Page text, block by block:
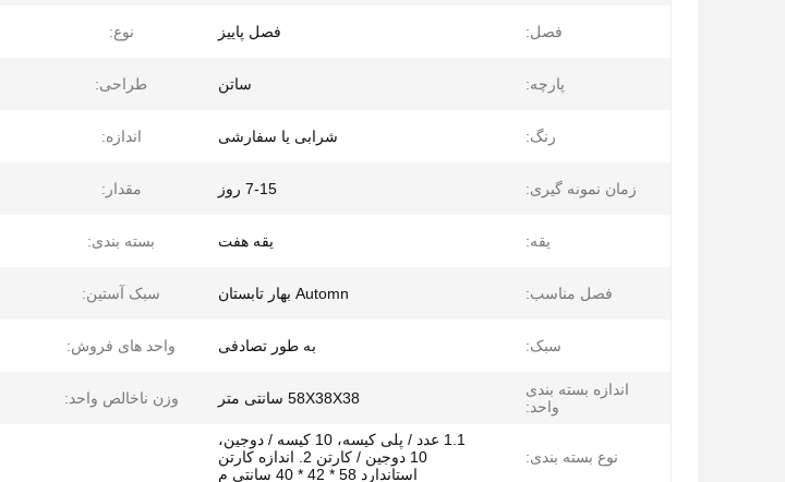
فصل: فصل پاييز نوع:
پارچه: ساتن طراحی:
رنگ: شرابی یا سفارشی اندازه:
زمان نمونه گیری: 7-15 روز مقدار:
یقه: یقه هفت بسته بندی:
فصل مناسب: Automn بهار تابستان سبک آستین:
سبک: به طور تصادفی واحد های فروش:
اندازه بسته بندی
واحد:
58X38X38 سانتی متر وزن ناخالص واحد:
نوع بسته بندی:
1.1 عدد / پلی کیسه، 10 کیسه / دوجین،
10 دوجین / کارتن 2. اندازه کارتن
استاندارد 58 * 42 * 40 سانتی م